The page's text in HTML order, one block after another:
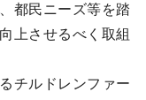
都民ニーズ等を踏
上させるべく取組
チルドレンファー